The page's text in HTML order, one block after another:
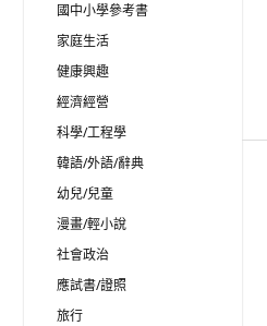
國中小學參考書
家庭生活
健康興趣
經濟經營
科學/工程學
韓語/外語/辭典
幼兒/兒童
漫畫/輕小說
社會政治
應試書/證照
旅行